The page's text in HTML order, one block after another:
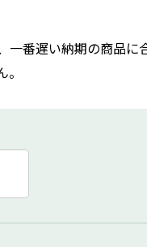
番遅い納期の商品に